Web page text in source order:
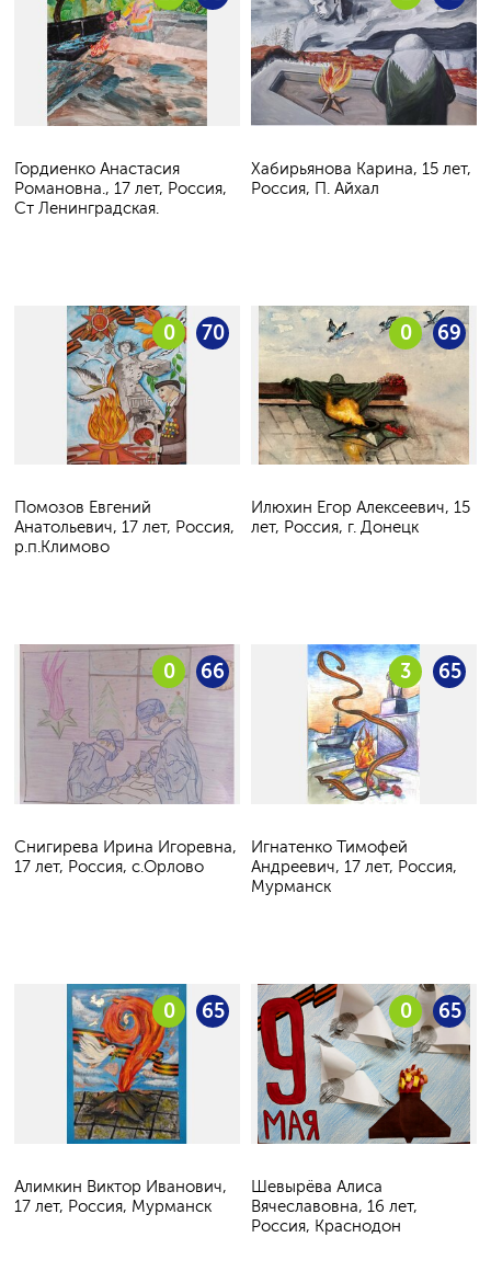
Гордиенко Анастасия
Романовна., 17 лет, Россия,
Ст Ленинградская.
Хабирьянова Карина, 15 лет,
Россия, П. Айхал
70
0
Помозов Евгений
Анатольевич, 17 лет, Россия,
р.п.Климово
69
0
Илюхин Егор Алексеевич, 15
лет, Россия, г. Донецк
66
0
Снигирева Ирина Игоревна,
17 лет, Россия, с.Орлово
65
3
Игнатенко Тимофей
Андреевич, 17 лет, Россия,
Мурманск
65
0
Алимкин Виктор Иванович,
17 лет, Россия, Мурманск
65
0
Шевырёва Алиса
Вячеславовна, 16 лет,
Россия, Краснодон